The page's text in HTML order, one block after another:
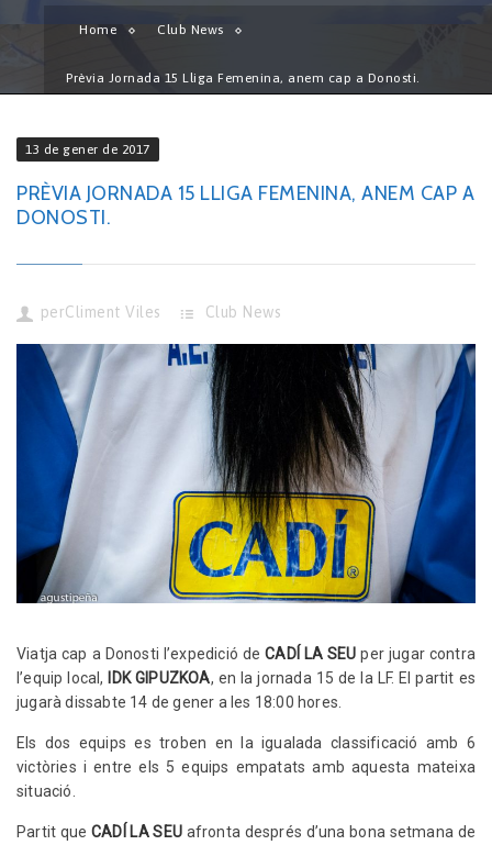
Home Club News
Prèvia Jornada 15 Lliga Femenina, anem cap a Donosti.
13 de gener de 2017
PRÈVIA JORNADA 15 LLIGA FEMENINA, ANEM CAP A
DONOSTI.
perCliment Viles Club News
Viatja cap a Donosti l’expedició deCADÍ LA SEU per jugar contra
l’equip local, IDK GIPUZKOA, en la jornada 15 de la LF. El partit es
jugarà dissabte 14 de gener a les 18:00 hores.
Els dos equips es troben en la igualada classificació amb 6
victòries i entre els 5 equips empatats amb aquesta mateixa
situació.
Partit que CADÍ LA SEU afronta després d’una bona setmana de